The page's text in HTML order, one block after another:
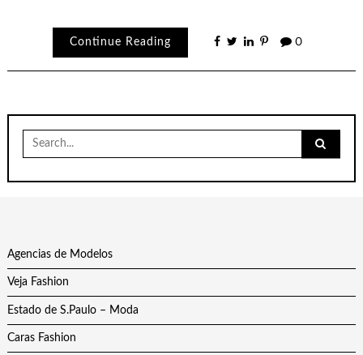
Continue Reading 0
Search
for:
Agencias de Modelos
Veja Fashion
Estado de S.Paulo – Moda
Caras Fashion